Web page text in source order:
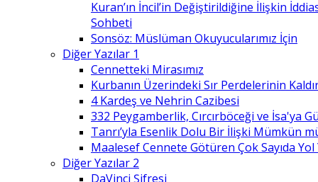
Kuran’ın İncil’in Değiştirildiğine İlişkin
Sohbeti
Sonsöz: Müslüman Okuyucularımız İçin
Diğer Yazılar 1
Cennetteki Mirasımız
Kurbanın Üzerindeki Sır Perdelerinin
4 Kardeş ve Nehrin Cazibesi
332 Peygamberlik, Cırcırböceği ve İsa'ya
Tanrı’yla Esenlik Dolu Bir İlişki Mümkün
Maalesef Cennete Götüren Çok Sayıda
Diğer Yazılar 2
DaVinci Şifresi